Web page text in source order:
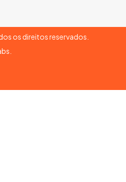
os direitos reservados.